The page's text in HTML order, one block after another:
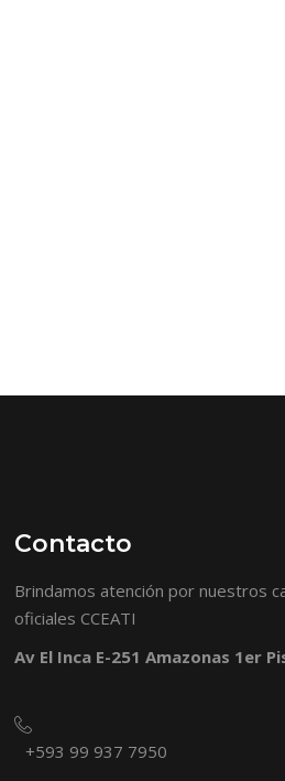
Contacto
Brindamos atención por nuestros
oficiales CCEATI
Av El Inca E-251 Amazonas 1er
+593 99 937 7950